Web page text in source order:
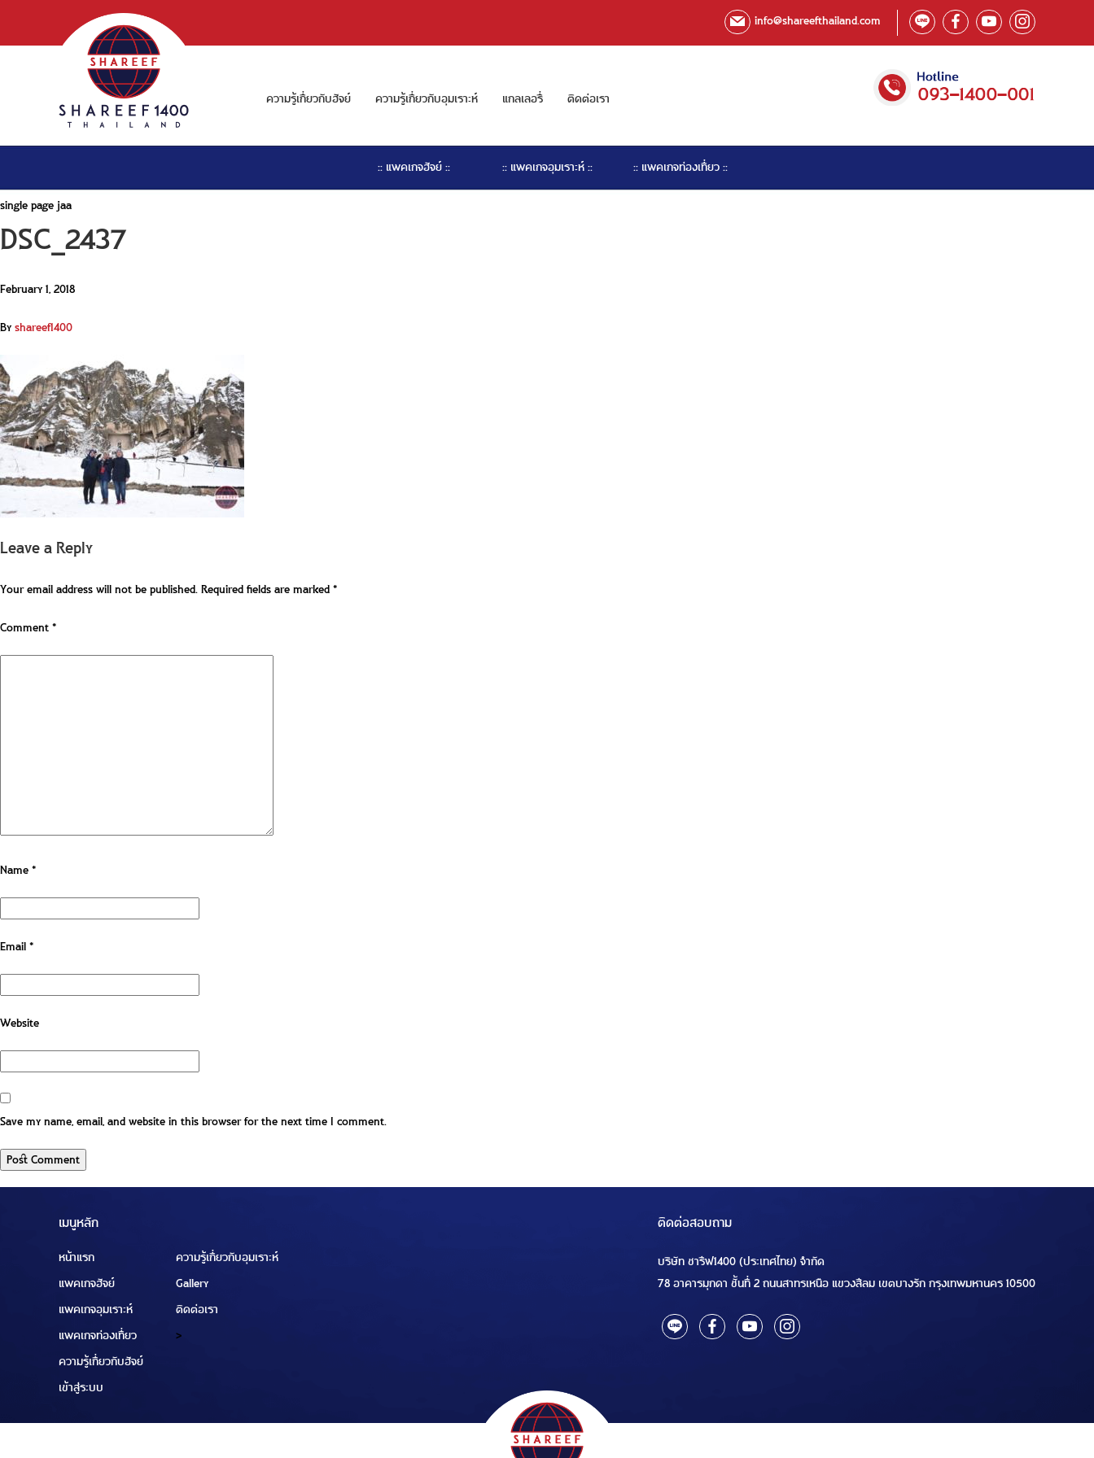
info@shareefthailand.com
ความรู้เกี่ยวกับฮัจย์ ความรู้เกี่ยวกับอุมเราะห์ แกลเลอรี่ ติดต่อเรา
:: แพคเกจฮัจย์ :: :: แพคเกจอุมเราะห์ :: :: แพคเกจท่องเที่ยว ::
single page jaa
DSC_2437
February 1, 2018
Byshareef1400
Leave a Reply
Your email address will not be published.Required fields are marked*
Comment*
Name*
Email*
Website
Save my name, email, and website in this browser for the next time I comment.
เมนูหลัก
หน้าแรก
แพคเกจฮัจย์
แพคเกจอุมเราะห์
แพคเกจท่องเที่ยว
ความรู้เกี่ยวกับฮัจย์
เข้าสู่ระบบ
ความรู้เกี่ยวกับอุมเราะห์
Gallery
ติดต่อเรา
>
ติดต่อสอบถาม
บริษัท ชารีฟ1400 (ประเทศไทย) จำกัด
78 อาคารมุกดา ชั้นที่ 2 ถนนสาทรเหนือ แขวงสีลม เขตบางรัก กรุงเทพมหานคร 10500